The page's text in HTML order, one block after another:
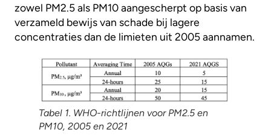
zowel PM2.5 als PM10 aangescherpt op basis van
verzameld bewijs van schade bij lagere
concentraties dan de limieten uit 2005 aannamen.
Tabel 1. WHO-richtlijnen voor PM2.5 en
PM10, 2005 en 2021